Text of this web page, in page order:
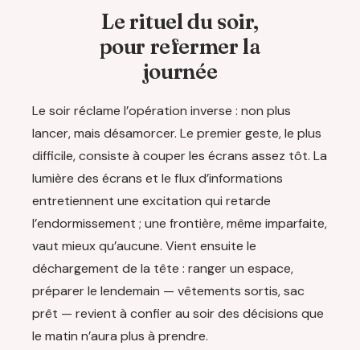
Le rituel du soir,
pour refermer la
journée
Le soir réclame l’opération inverse : non plus
lancer, mais désamorcer. Le premier geste, le plus
difficile, consiste à couper les écrans assez tôt. La
lumière des écrans et le flux d’informations
entretiennent une excitation qui retarde
l’endormissement ; une frontière, même imparfaite,
vaut mieux qu’aucune. Vient ensuite le
déchargement de la tête : ranger un espace,
préparer le lendemain — vêtements sortis, sac
prêt — revient à confier au soir des décisions que
le matin n’aura plus à prendre.